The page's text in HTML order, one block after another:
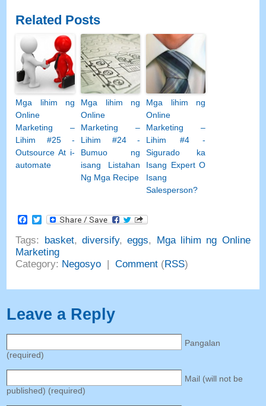
Related Posts
Mga lihim ng
Online
Marketing –
Lihim #25 -
Outsource At i-
automate
Mga lihim ng
Online
Marketing –
Lihim #24 -
Bumuo ng
isang Listahan
Ng Mga Recipe
Mga lihim ng
Online
Marketing –
Lihim #4 -
Sigurado ka
Isang Expert O
Isang
Salesperson?
Facebook
Twitter
Tags: basket, diversify,eggs,
Mga lihim ng Online
Marketing
Category: Negosyo |Comment (RSS)
Leave a Reply
Pangalan
(required)
Mail (will not be
published) (required)